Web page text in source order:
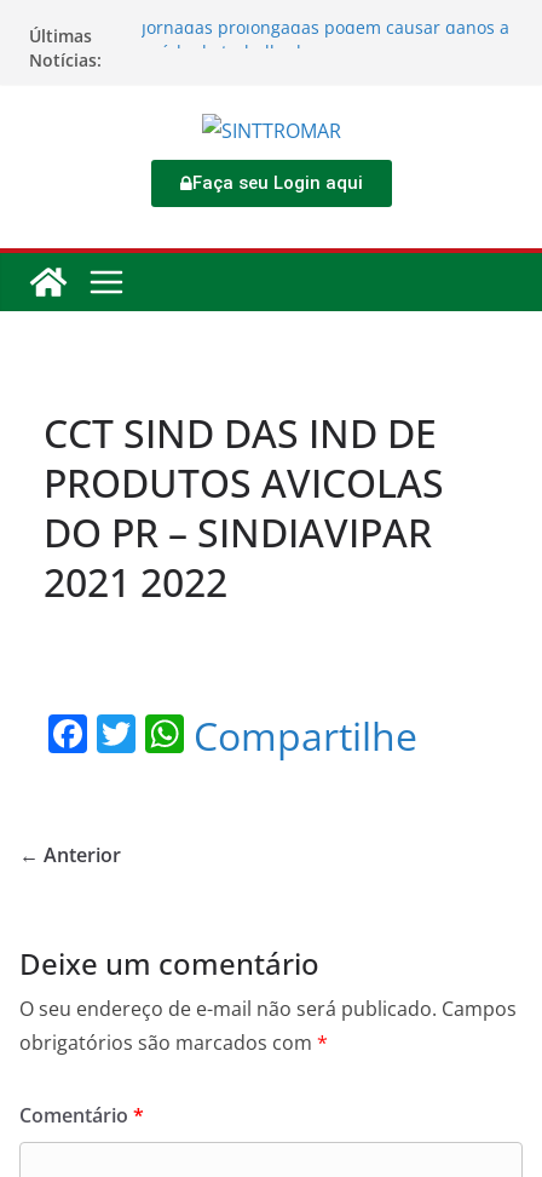
Últimas
Notícias:
Jornadas prolongadas podem causar danos à
saúde do trabalhador
corrige direitos de motoristas da
Transcocamar
dos trabalhadores
Faça seu Login aqui
CCT SIND DAS IND DE
PRODUTOS AVICOLAS
DO PR – SINDIAVIPAR
2021 2022
F
e
o
k
T W
p
Compartilhe
← Anterior
Deixe um comentário
O seu endereço de e-mail não será publicado. Campos
obrigatórios são marcados com *
Comentário *